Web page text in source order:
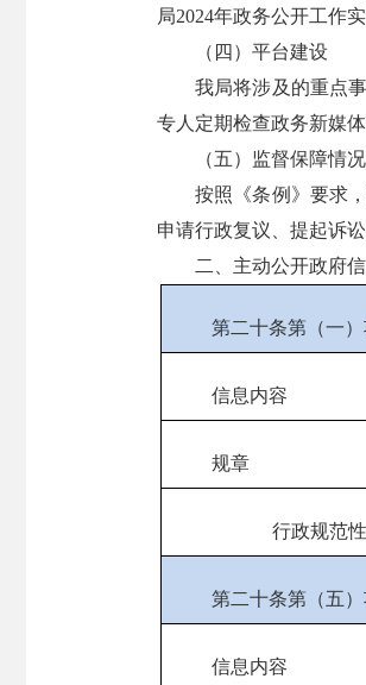
局2024年政务公开工作
（四）平台建设
我局将涉及的重点
专人定期检查政务新媒
（五）监督保障情况
按照《条例》要求
申请行政复议、提起诉讼
二、主动公开政府
第二十条第（一）
信息内容
规章
行政规范
第二十条第（五）
信息内容